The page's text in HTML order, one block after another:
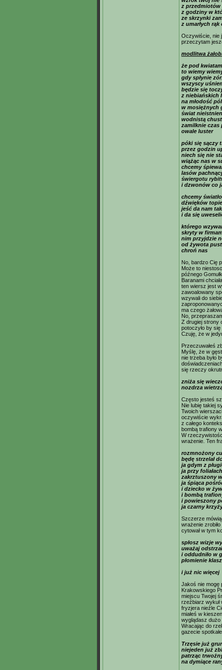
z przedmiotów
z godziny w
ze skrzynki
z umarłych
Oczywiście, nie
przeczytam
modlitwa
że pod
to wiemy
gdy spłynie
wszyscy
będzie się
z niebiańskich
na młodość
w mosiężnych
świat
wodnistą
zamilknie czas
owale luster
póki się sączy
przez godzin
niech się nie
wiążąc nas w
chcemy
lasów
świergotu
i dzwonów co
chcemy
dźwięków
jeść da nam
i da się
którego
skryty w
nim przyjdzie
od żywota
chroń nas
No, bardzo Cię
Może to
późnego
Baranami
ten wiersz jest
zawoalowany
wzywali do
ma czego
No,
Z drugiej strony
potoczyło by
Czuję, że w
Przeczuwałeś
Myślę, że w
nie trzeba było
się rzeczy
zniża się
nozdrza
Często jesteś
Nie lubię takiej
Twoich
oczywiście
z całego
bombą trafiony
W
wrażenie. Ten
rozmnożony
będę strzelał
ja gdym z
ja przy
zakrztuszony
ja śpiąca
i dziecko w
i bombą
i powieszony
ja czarny
Szczerze
wrażenie
cytował w tym
spłosz wizje
uważaj
i oddudniło w
płomienie
i już nic więcej
Jakoś nie mogę
Krakowskiego
miejscu Twojej
rzeźbiarz wykuł
fryzjera nieźle
miałeś w
wyglądasz
Wracając do
gazecie
Trzęsie już
niejeden już
patrząc
na dymiące